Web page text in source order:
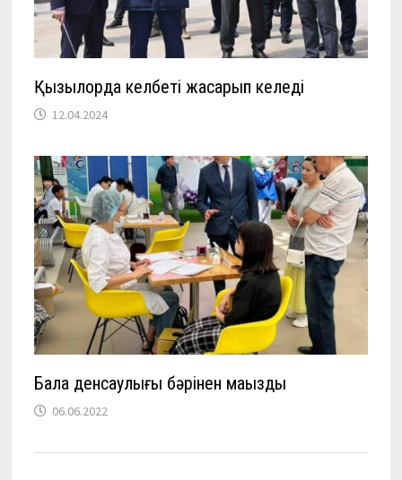
Қызылорда келбеті жасарып келеді
12.04.2024
Бала денсаулығы бәрінен маңызды
06.06.2022